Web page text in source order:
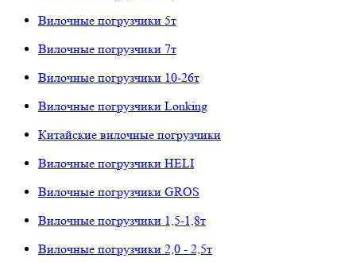
Вилочные погрузчики 5т
Вилочные погрузчики 7т
Вилочные погрузчики 10-26т
Вилочные погрузчики Lonking
Китайские вилочные погрузчики
Вилочные погрузчики HELI
Вилочные погрузчики GROS
Вилочные погрузчики 1,5-1,8т
Вилочные погрузчики 2,0 - 2,5т